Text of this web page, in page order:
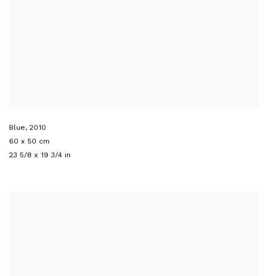
Blue, 2010
60 x 50 cm
23 5/8 x 19 3/4 in